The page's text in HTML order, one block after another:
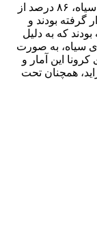
نکته‌ی جالب دیگر این است که در روز جمعه‌ی سیاه، ۸۶ درصد از
بودند و
بودند که به دلیل
سیاه، به صورت
این آمار و
همچنان تحت